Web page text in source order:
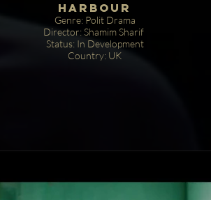
Harbour
Genre: Polit Drama
Director: Shamim Sharif
Status: In Development
Country: UK